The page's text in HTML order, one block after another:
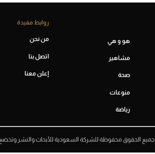
هو و هي
مشاهير
صحة
منوعات
رياضة
روابط مفيدة
من نحن
اتصل بنا
إعلن معنا
جميع الحقوق محفوظة للشركة السعودية للأبحاث والنشر